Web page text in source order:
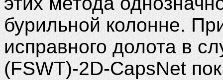
бурильной колонне.
исправного долота в
(FSWT)-2D-CapsNet